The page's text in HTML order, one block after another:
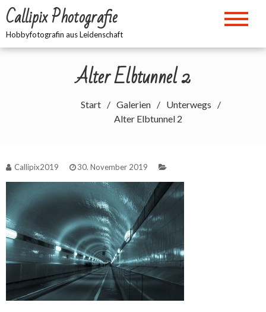
Zum
Inhalt
springen
Callipix Photografie
Hobbyfotografin aus Leidenschaft
Alter Elbtunnel 2
Start Galerien
Unterwegs
Alter Elbtunnel 2
Callipix2019 30. November 2019